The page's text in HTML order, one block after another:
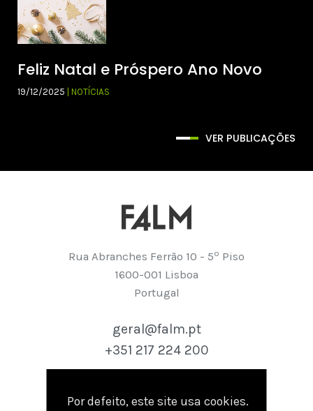
Feliz Natal e Próspero Ano Novo
19/12/2025 | NOTÍCIAS
VER PUBLICAÇÕES
Rua Abranches Ferrão 10 - 5º Piso
1600-001 Lisboa
Portugal
geral@falm.pt
+351 217 224 200
Por defeito, este site usa cookies.